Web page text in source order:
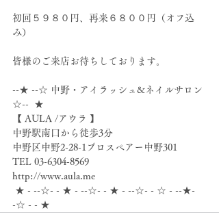
初回５９８０円、再来６８００円（オフ込
み）
皆様のご来店お待ちしております。
--★ --☆ 中野・アイラッシュ&ネイルサロン
☆--  ★
【 AULA /アウラ 】
中野駅南口から徒歩3分
中野区中野2-28-1プロスペアー中野301
TEL 03-6304-8569
http://www.aula.me
-☆ - - ★